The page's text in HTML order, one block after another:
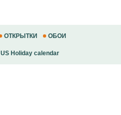
ОТКРЫТКИ ОБОИ
US Holiday calendar